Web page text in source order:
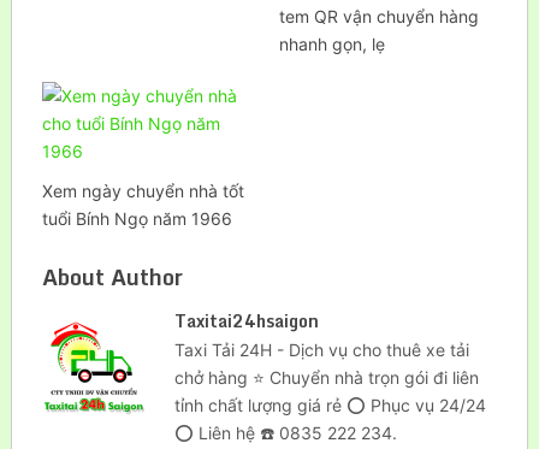
tem QR vận chuyển hàng
nhanh gọn, lẹ
Xem ngày chuyển nhà tốt
tuổi Bính Ngọ năm 1966
About Author
Taxitai24hsaigon
Taxi Tải 24H - Dịch vụ cho thuê xe tải
chở hàng ⭐ Chuyển nhà trọn gói đi liên
tỉnh chất lượng giá rẻ ⭕ Phục vụ 24/24
⭕ Liên hệ ☎️ 0835 222 234.